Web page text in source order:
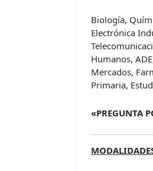
Biología,
Electrónica
Humanos,
Mercados,
Primaria,
«PREGUNTA